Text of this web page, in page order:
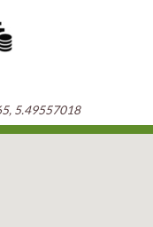
5.49557018